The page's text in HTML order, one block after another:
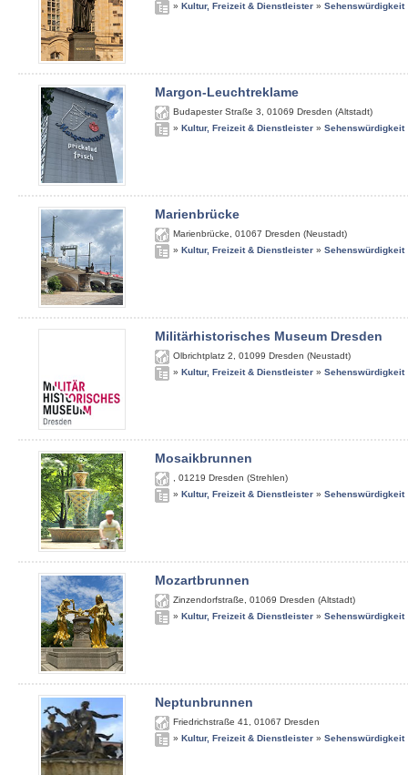
» Kultur, Freizeit & Dienstleister » Sehenswürdigkeit
Margon-Leuchtreklame
Budapester Straße 3 01069 Dresden (Altstadt)
» Kultur, Freizeit & Dienstleister » Sehenswürdigkeit
Marienbrücke
Marienbrücke 01067 Dresden (Neustadt)
» Kultur, Freizeit & Dienstleister » Sehenswürdigkeit
Militärhistorisches Museum Dresden
Olbrichtplatz 2 01099 Dresden (Neustadt)
» Kultur, Freizeit & Dienstleister » Sehenswürdigkeit
Mosaikbrunnen
01219 Dresden (Strehlen)
» Kultur, Freizeit & Dienstleister » Sehenswürdigkeit
Mozartbrunnen
Zinzendorfstraße 01069 Dresden (Altstadt)
» Kultur, Freizeit & Dienstleister » Sehenswürdigkeit
Neptunbrunnen
Friedrichstraße 41 01067 Dresden
» Kultur, Freizeit & Dienstleister » Sehenswürdigkeit